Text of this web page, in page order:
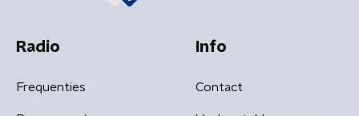
Radio
Frequenties
Info
Contact